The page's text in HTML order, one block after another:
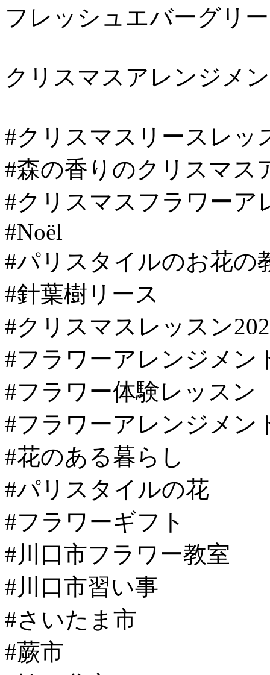
フレッシュエバーグリ
クリスマスアレンジメ
#クリスマスリースレッ
#森の香りのクリスマス
#クリスマスフラワーア
#Noël
#パリスタイルのお花の
#針葉樹リース
#クリスマスレッスン
#フラワーアレンジメン
#フラワー体験レッスン
#フラワーアレンジメン
#花のある暮らし
#パリスタイルの花
#フラワーギフト
#川口市フラワー教室
#川口市習い事
#さいたま市
#蕨市